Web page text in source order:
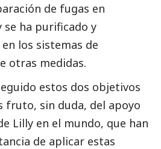
de fugas en
se ha purificado y
los sistemas de
otras medidas.
estos dos objetivos
fruto, sin duda, del apoyo
Lilly en el mundo, que han
de aplicar estas